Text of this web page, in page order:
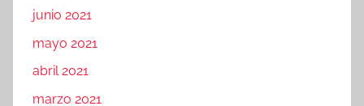
junio 2021
mayo 2021
abril 2021
marzo 2021